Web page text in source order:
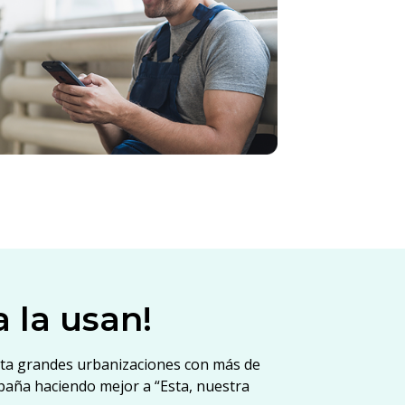
la usan!
grandes urbanizaciones con más de
haciendo mejor a “Esta, nuestra